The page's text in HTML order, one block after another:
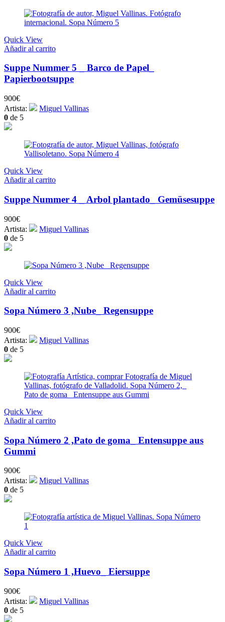
Quick View
Añadir al carrito
Suppe Nummer 5 _ Barco de Papel_
Papierbootsuppe
900€
Artista:
Miguel Vallinas
0 de 5
Quick View
Añadir al carrito
Suppe Nummer 4 _ Arbol plantado_ Gemüsesuppe
900€
Artista:
Miguel Vallinas
0 de 5
Quick View
Añadir al carrito
Sopa Número 3 ,Nube_ Regensuppe
900€
Artista:
Miguel Vallinas
0 de 5
Quick View
Añadir al carrito
Sopa Número 2 ,Pato de goma_ Entensuppe aus
Gummi
900€
Artista:
Miguel Vallinas
0 de 5
Quick View
Añadir al carrito
Sopa Número 1 ,Huevo_ Eiersuppe
900€
Artista:
Miguel Vallinas
0 de 5